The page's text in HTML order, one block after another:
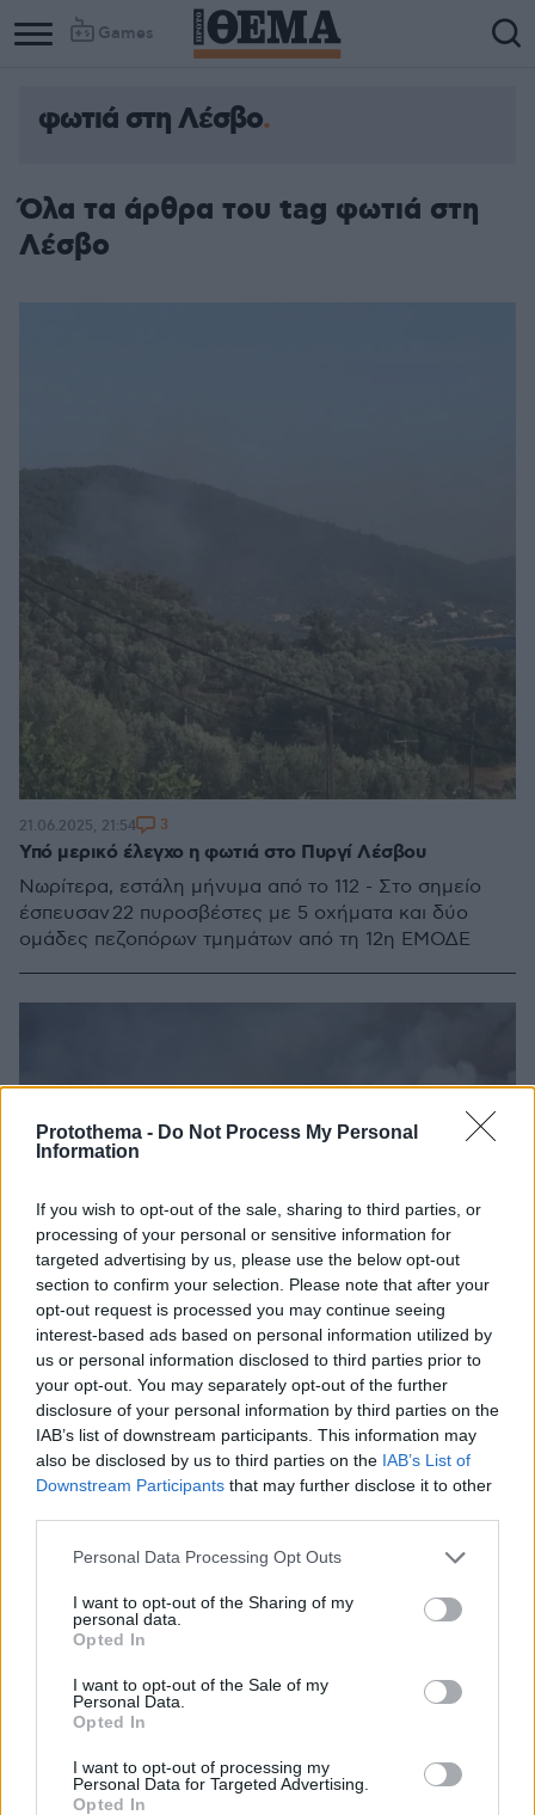
Protothema - Do Not Process My Personal
Information
If you wish to opt-out of the sale, sharing to third parties, or
processing of your personal or sensitive information for
targeted advertising by us, please use the below opt-out
section to confirm your selection. Please note that after your
opt-out request is processed you may continue seeing
interest-based ads based on personal information utilized by
us or personal information disclosed to third parties prior to
your opt-out. You may separately opt-out of the further
disclosure of your personal information by third parties on the
IAB’s list of downstream participants. This information may
also be disclosed by us to third parties on the IAB’s List of
Downstream Participants that may further disclose it to other
Please note that this website/app uses one or more Google
not limited to your visit or usage behaviour. You may click to
grant or deny consent to Google and its third-party tags to
use your data for below specified purposes in below Google
consent section.
Personal Data Processing Opt Outs
I want to opt-out of the Sharing of my
personal data.
Opted In
I want to opt-out of the Sale of my
Personal Data.
Opted In
I want to opt-out of processing my
Personal Data for Targeted Advertising.
Opted In
Games
φωτιά στη Λέσβο
Όλα τα άρθρα του tag φωτιά στη
Λέσβο
Υπό μερικό έλεγχο η φωτιά στο Πυργί Λέσβου
Νωρίτερα, εστάλη μήνυμα από το 112 - Στο σημείο
έσπευσαν 22 πυροσβέστες με 5 οχήματα και δύο
ομάδες πεζοπόρων τμημάτων από τη 12η ΕΜΟΔΕ
21.06.2025, 21:54 3
Σε ύφεση από το μεσημέρι η φωτιά στη νότια Λέσβο
εθελοντές για να αποφευχθεί τυχόν επέκταση της
φωτιάς - Από το πρωί εναέρια μέσα πραγματοποιούν
έκταση ώστε να αποφευχθούν αναζωπυρώσεις
28.07.2022, 19:15